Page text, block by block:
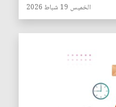
الخميس 19 شباط 2026